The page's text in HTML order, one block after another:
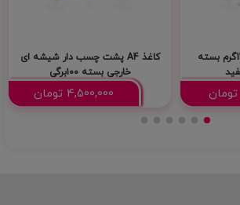
مقوا A3 فتومکس 140گرم بسته
تومان
کاغذ A4 پشت چسب دار شیشه ای
خارجی بسته ۱۰۰برگی
4,500,000 تومان